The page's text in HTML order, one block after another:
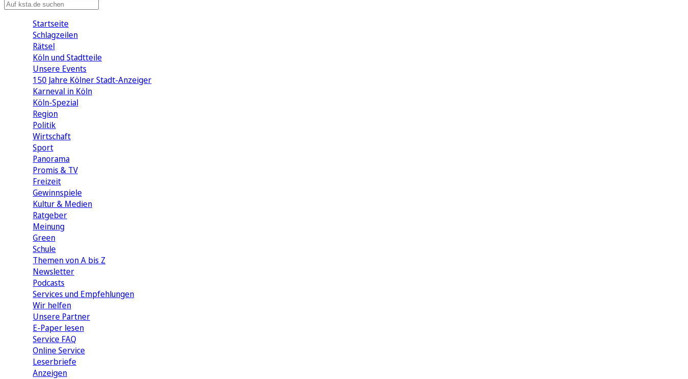
Startseite
Schlagzeilen
Rätsel
Köln und Stadtteile
Unsere Events
150 Jahre Kölner Stadt-Anzeiger
Karneval in Köln
Köln-Spezial
Region
Politik
Wirtschaft
Sport
Panorama
Promis & TV
Freizeit
Gewinnspiele
Kultur & Medien
Ratgeber
Meinung
Green
Schule
Themen von A bis Z
Newsletter
Podcasts
Services und Empfehlungen
Wir helfen
Unsere Partner
E-Paper lesen
Service FAQ
Online Service
Leserbriefe
Anzeigen